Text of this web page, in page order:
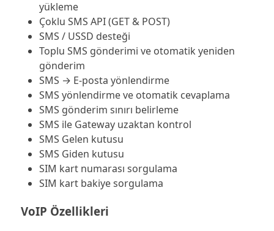
yükleme
Çoklu SMS API (GET & POST)
SMS / USSD desteği
Toplu SMS gönderimi ve otomatik yeniden
gönderim
SMS → E-posta yönlendirme
SMS yönlendirme ve otomatik cevaplama
SMS gönderim sınırı belirleme
SMS ile Gateway uzaktan kontrol
SMS Gelen kutusu
SMS Giden kutusu
SIM kart numarası sorgulama
SIM kart bakiye sorgulama
VoIP Özellikleri